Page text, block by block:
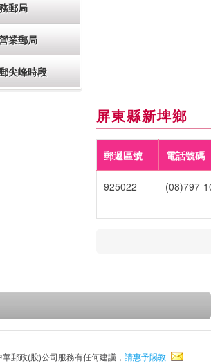
郵局
業郵局
尖峰時段
屏東縣新埤鄉
郵遞區號 電話號碼
925022 (08)797-
郵政(股)公司服務有任何建議， 請惠予賜教